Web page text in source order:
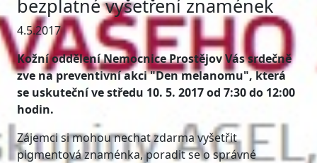
bezplatné vyšetření znamének
4.5.2017
Kožní oddělení Nemocnice Prostějov Vás srdečně
zve na preventivní akci "Den melanomu", která
se uskuteční ve středu 10. 5. 2017 od 7:30 do 12:00
hodin.
Zájemci si mohou nechat zdarma vyšetřit
pigmentová znaménka, poradit se o správné